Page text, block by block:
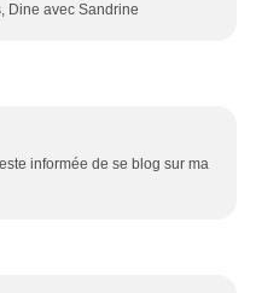
Dine avec Sandrine
informée de se blog sur ma